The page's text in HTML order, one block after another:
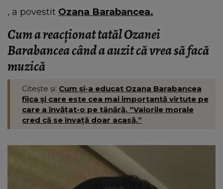
, a povestit Ozana Barabancea.
Cum a reacționat tatăl Ozanei
Barabancea când a auzit că vrea să facă
muzică
Citește și: Cum și-a educat Ozana Barabancea
fiica și care este cea mai importantă virtute pe
care a învățat-o pe tânără. “Valorile morale
cred că se învață doar acasă.”